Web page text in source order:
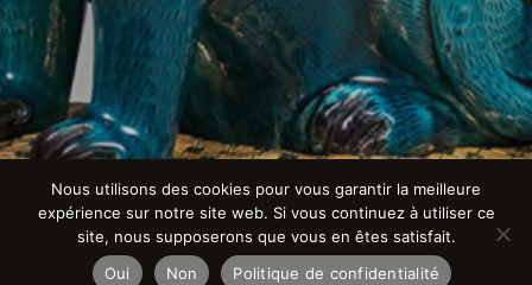
Nous utilisons des cookies pour vous garantir la meilleure
expérience sur notre site web. Si vous continuez à utiliser ce
site, nous supposerons que vous en êtes satisfait.
Oui
Non Politique de confidentialité